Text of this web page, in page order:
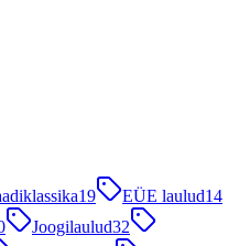
19 EÜE laulud14
Joogilaulud32